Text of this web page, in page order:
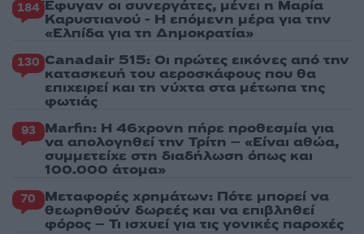
184 Έφυγαν οι συνεργάτες, μένει η Μαρία
Καρυστιανού - Η επόμενη μέρα για την
«Ελπίδα για τη Δημοκρατία»
130 Canadair 515: Οι πρώτες εικόνες από την
κατασκευή του αεροσκάφους που θα
επιχειρεί και τη νύχτα στα μέτωπα της
φωτιάς
93 Marfin: Η 46χρονη πήρε προθεσμία για
να απολογηθεί την Τρίτη – «Είναι αθώα,
συμμετείχε στη διαδήλωση όπως και
100.000 άτομα»
70 Μεταφορές χρημάτων: Πότε μπορεί να
θεωρηθούν δωρεές και να επιβληθεί
φόρος – Τι ισχυεί για τις γονικές παροχές